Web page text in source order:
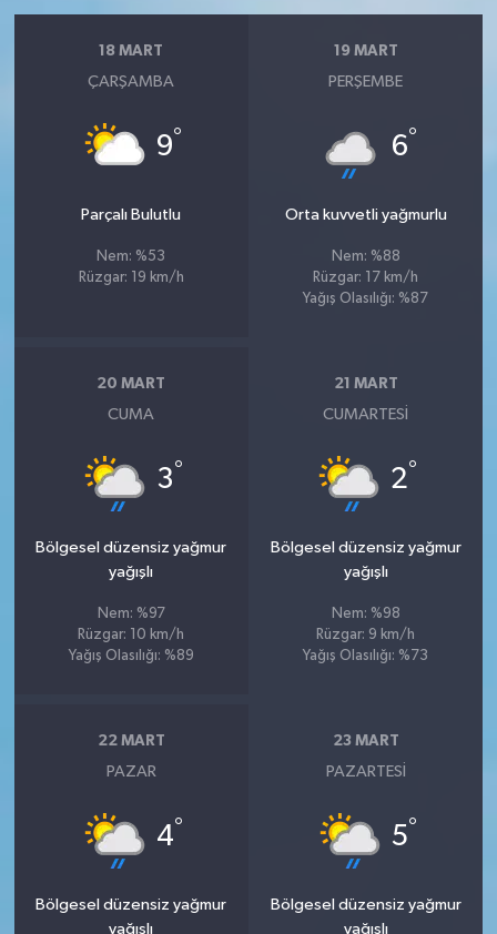
18 MART
ÇARŞAMBA
9°
Parçalı Bulutlu
Nem: %53
Rüzgar: 19 km/h
19 MART
PERŞEMBE
6°
Orta kuvvetli yağmurlu
Nem: %88
Rüzgar: 17 km/h
Yağış Olasılığı: %87
20 MART
CUMA
3°
Bölgesel düzensiz yağmur
yağışlı
Nem: %97
Rüzgar: 10 km/h
Yağış Olasılığı: %89
21 MART
CUMARTESI
2°
Bölgesel düzensiz yağmur
yağışlı
Nem: %98
Rüzgar: 9 km/h
Yağış Olasılığı: %73
22 MART
PAZAR
4°
Bölgesel düzensiz yağmur
yağışlı
23 MART
PAZARTESI
5°
Bölgesel düzensiz yağmur
yağışlı